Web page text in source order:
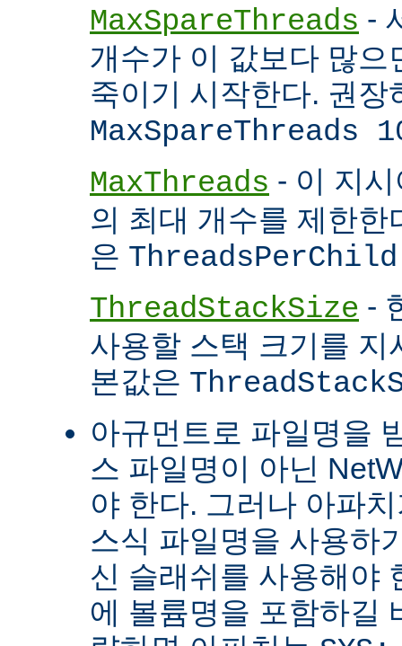
MaxSpareThreads -
개수가 이 값보다 많으
죽이기 시작한다. 권장
MaxSpareThreads
MaxThreads - 이 지
의 최대 개수를 제한한
은
ThreadStackSize -
사용할 스택 크기를 지
본값은
아규먼트로 파일명을
스 파일명이 아닌
야 한다. 그러나 아파
스식 파일명을 사용하
신 슬래쉬를 사용해야
에 볼륨명을 포함하길